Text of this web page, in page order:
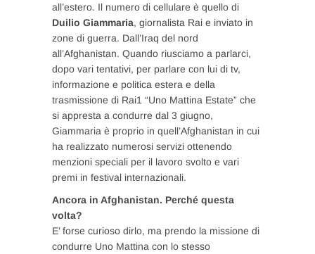
all’estero. Il numero di cellulare è quello di
Duilio Giammaria, giornalista Rai e inviato in
zone di guerra. Dall’Iraq del nord
all’Afghanistan. Quando riusciamo a parlarci,
dopo vari tentativi, per parlare con lui di tv,
informazione e politica estera e della
trasmissione di Rai1 “Uno Mattina Estate” che
si appresta a condurre dal 3 giugno,
Giammaria è proprio in quell’Afghanistan in cui
ha realizzato numerosi servizi ottenendo
menzioni speciali per il lavoro svolto e vari
premi in festival internazionali.
Ancora in Afghanistan. Perché questa
volta?
E’ forse curioso dirlo, ma prendo la missione di
condurre Uno Mattina con lo stesso